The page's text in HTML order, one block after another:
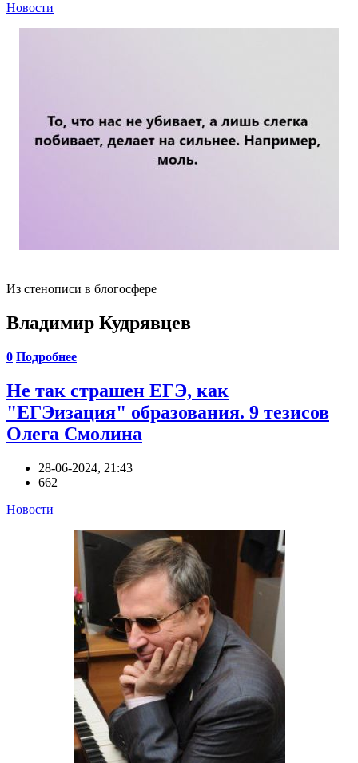
Новости
Из стенописи в блогосфере
Владимир Кудрявцев
0 Подробнее
Не так страшен ЕГЭ, как
"ЕГЭизация" образования. 9 тезисов
Олега Смолина
28-06-2024, 21:43
662
Новости